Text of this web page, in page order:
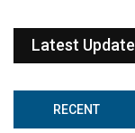
Latest Update
RECENT